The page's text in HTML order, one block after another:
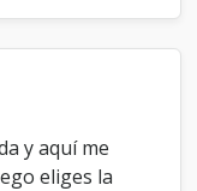
g
ay aquí me
eliges la